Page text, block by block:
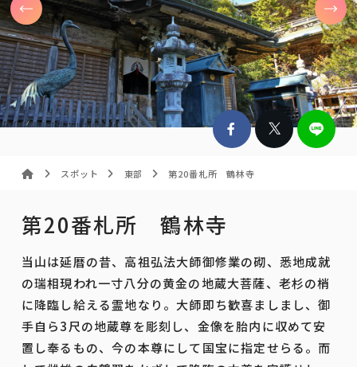
スポット 東部 第20番札所 鶴林寺
第20番札所 鶴林寺
当山は延暦の昔、高祖弘法大師御修業の砌、悉地成就
の瑞相現われ一寸八分の黄金の地蔵大菩薩、老杉の梢
に降臨し給える霊地なり。大師即ち歓喜ましまし、御
手自ら3尺の地蔵尊を彫刻し、金像を胎内に収めて安
置し奉るもの、今の本尊にして国宝に指定せらる。而